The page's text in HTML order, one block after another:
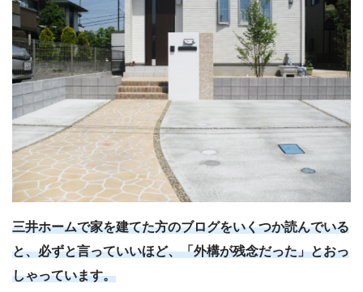
三井ホームで家を建てた方のブログをいくつか読んでいる
と、必ずと言っていいほど、「外構が残念だった」とおっ
しゃっています。